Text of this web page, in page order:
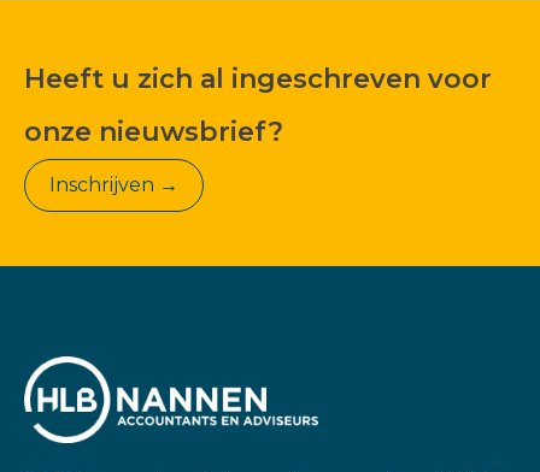
Heeft u zich al ingeschreven voor
onze nieuwsbrief?
Inschrijven →